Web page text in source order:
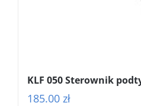
KLF 050 Sterownik
185.00 zł